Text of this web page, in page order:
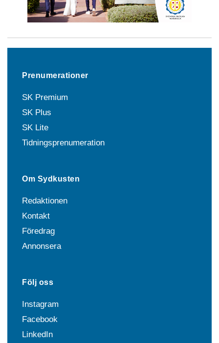
Prenumerationer
SK Premium
SK Plus
SK Lite
Tidningsprenumeration
Om Sydkusten
Redaktionen
Kontakt
Föredrag
Annonsera
Följ oss
Instagram
Facebook
LinkedIn